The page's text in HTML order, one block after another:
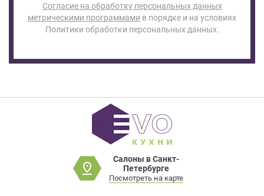
Согласие на обработку персональных данных
метрическими программами в порядке и на условиях
Политики обработки персональных данных.
Салоны в Санкт-
Петербурге
Посмотреть на карте